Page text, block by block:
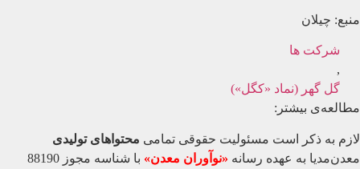
منبع: چیلان
شرکت ها
,
گل گهر (نماد «کگل»)
مطالعه‌ی بیشتر:
لازم به ذکر است مسئولیت حقوقی تمامی محتواهای تولیدی
معدن‌مدیا به عهده رسانه «نوآوران معدن»
با شناسه مجوز 88190